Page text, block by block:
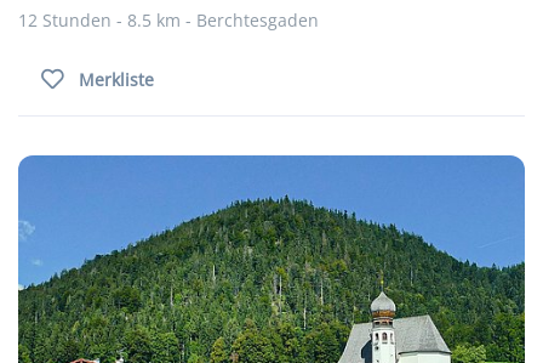
12 Stunden - 8.5 km - Berchtesgaden
Merkliste